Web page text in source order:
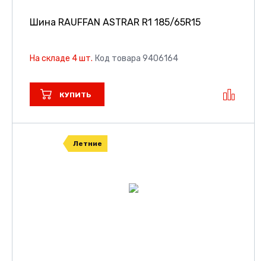
Шина RAUFFAN ASTRAR R1 185/65R15
На складе 4 шт. Код товара 9406164
КУПИТЬ
Летние